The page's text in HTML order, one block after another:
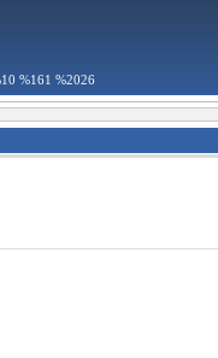
%161 %2026